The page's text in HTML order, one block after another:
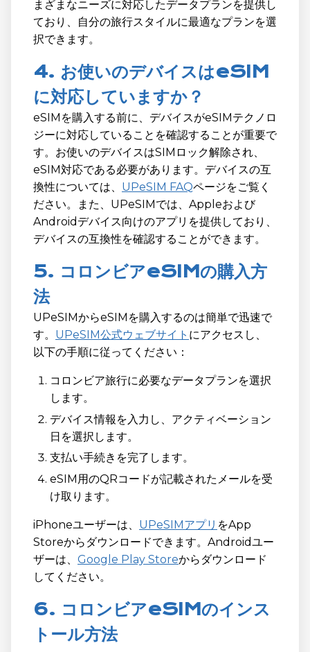
まざまなニーズに対応したデータプランを提供し
ており、自分の旅行スタイルに最適なプランを選
択できます。
4. お使いのデバイスはeSIM
に対応していますか？
eSIMを購入する前に、デバイスがeSIMテクノロ
ジーに対応していることを確認することが重要で
す。お使いのデバイスはSIMロック解除され、
eSIM対応である必要があります。デバイスの互
換性については、 UPeSIM FAQページをご覧く
ださい。また、UPeSIMでは、Appleおよび
Androidデバイス向けのアプリを提供しており、
デバイスの互換性を確認することができます。
5. コロンビアeSIMの購入方
法
UPeSIMからeSIMを購入するのは簡単で迅速で
す。 UPeSIM公式ウェブサイト にアクセスし、
以下の手順に従ってください：
コロンビア旅行に必要なデータプランを選択
します。
デバイス情報を入力し、アクティベーション
日を選択します。
支払い手続きを完了します。
eSIM用のQRコードが記載されたメールを受
け取ります。
iPhoneユーザーは、 UPeSIMアプリ をApp
Storeからダウンロードできます。Androidユー
ザーは、 Google Play Storeからダウンロード
してください。
6. コロンビアeSIMのインス
トール方法